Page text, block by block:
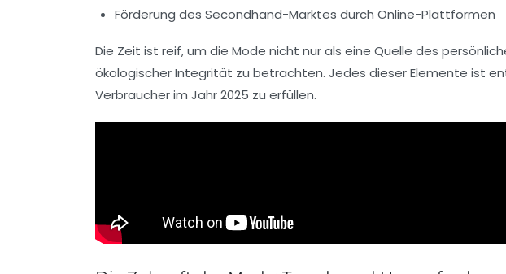
Förderung des Secondhand-Marktes durch Online-Plattformen
Die Zeit ist reif, um die Mode nicht nur als eine Quelle des
ökologischer Integrität zu betrachten. Jedes dieser Elemente ist
Verbraucher im Jahr 2025 zu erfüllen.